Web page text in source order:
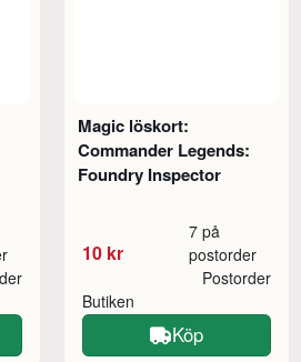
Magic löskort:
Commander Legends:
Foundry Inspector
10 kr
7 på
postorder
Butiken
Postorder
Köp